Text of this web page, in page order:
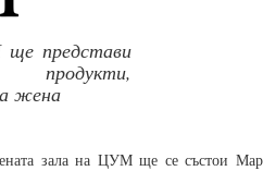
представи
продукти,
жена
зала на ЦУМ ще се състои